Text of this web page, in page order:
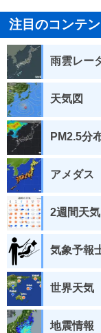
注目のコンテ
雨雲レー
天気図
PM2.5分
アメダス
2週間天気
気象予報
世界天気
地震情報